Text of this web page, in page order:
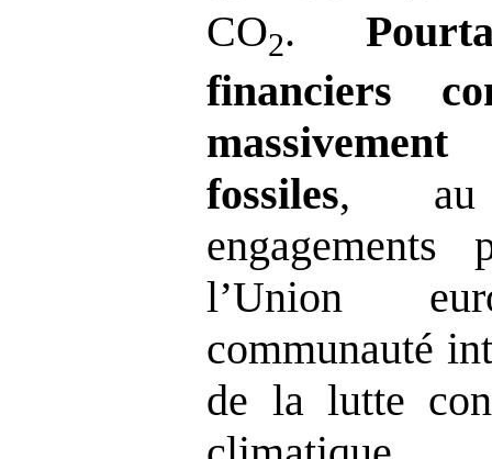
CO2.
financiers
fossiles, au
l’Union
communauté
de la lutte